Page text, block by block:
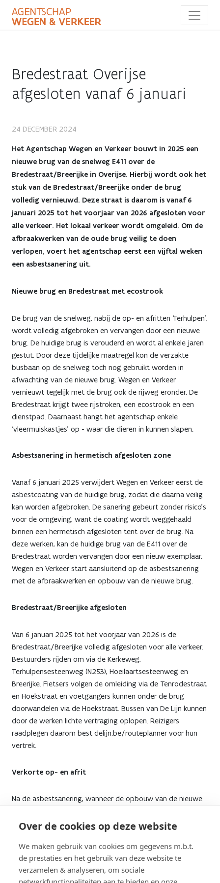
Over de cookies op deze website
We maken gebruik van cookies om gegevens m.b.t.
de prestaties en het gebruik van deze website te
verzamelen & analyseren, om sociale
naar
Bredestraat Overijse
afgesloten vanaf 6 januari
Bredestraat
Overijse
afgesloten
vanaf
6
januari
24 DECEMBER 2024
Het Agentschap Wegen en Verkeer bouwt in 2025 een
nieuwe brug van de snelweg E411 over de
Bredestraat/Breerijke in Overijse. Hierbij wordt ook het
stuk van de Bredestraat/Breerijke onder de brug
volledig vernieuwd. Deze straat is daarom is vanaf 6
januari 2025 tot het voorjaar van 2026 afgesloten voor
alle verkeer. Het lokaal verkeer wordt omgeleid. Om de
afbraakwerken van de oude brug veilig te doen
verlopen, voert het agentschap eerst een vijftal weken
een asbestsanering uit.
Nieuwe brug en Bredestraat met ecostrook
De brug van de snelweg, nabij de op- en afritten ‘Terhulpen’,
wordt volledig afgebroken en vervangen door een nieuwe
brug. De huidige brug is verouderd en wordt al enkele jaren
gestut. Door deze tijdelijke maatregel kon de verzakte
busbaan op de snelweg toch nog gebruikt worden in
afwachting van de nieuwe brug. Wegen en Verkeer
vernieuwt tegelijk met de brug ook de rijweg eronder. De
Bredestraat krijgt twee rijstroken, een ecostrook en een
dienstpad. Daarnaast hangt het agentschap enkele
‘vleermuiskastjes’ op - waar die dieren in kunnen slapen.
Asbestsanering in hermetisch afgesloten zone
Vanaf 6 januari 2025 verwijdert Wegen en Verkeer eerst de
asbestcoating van de huidige brug, zodat die daarna veilig
kan worden afgebroken. De sanering gebeurt zonder risico’s
voor de omgeving, want de coating wordt weggehaald
binnen een hermetisch afgesloten tent over de brug. Na
deze werken, kan de huidige brug van de E411 over de
Bredestraat worden vervangen door een nieuw exemplaar.
Wegen en Verkeer start aansluitend op de asbestsanering
met de afbraakwerken en opbouw van de nieuwe brug.
Bredestraat/Breerijke afgesloten
Van 6 januari 2025 tot het voorjaar van 2026 is de
Bredestraat/Breerijke volledig afgesloten voor alle verkeer.
Bestuurders rijden om via de Kerkeweg,
Terhulpensesteenweg (N253), Hoeilaartsesteenweg en
Breerijke. Fietsers volgen de omleiding via de Tenrodestraat
en Hoekstraat en voetgangers kunnen onder de brug
doorwandelen via de Hoekstraat. Bussen van De Lijn kunnen
door de werken lichte vertraging oplopen. Reizigers
raadplegen daarom best delijn.be/routeplanner voor hun
vertrek.
Verkorte op- en afrit
Na de asbestsanering, wanneer de opbouw van de nieuwe
zal het verkeer op de snelweg op versmalde rijstroken
inrichting enigszins aangepast worden: de oprit voor het
verkeer dat daar de E411 richting Brussel wil nemen, en de
afrit voor het verkeer dat uit Brussel komt en de E411